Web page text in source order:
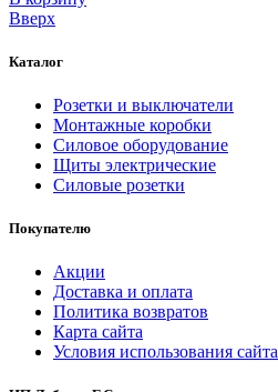
Вверх
Каталог
Розетки и выключатели
Монтажные коробки
Силовое оборудование
Щиты электрические
Силовые розетки
Покупателю
Акции
Доставка и оплата
Политика возвратов
Карта сайта
Условия использования сайта